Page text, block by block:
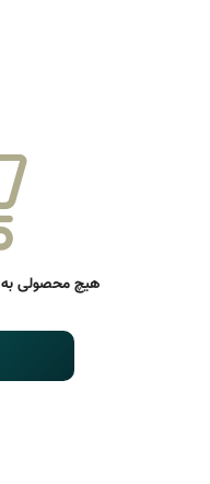
هیچ محصولی به